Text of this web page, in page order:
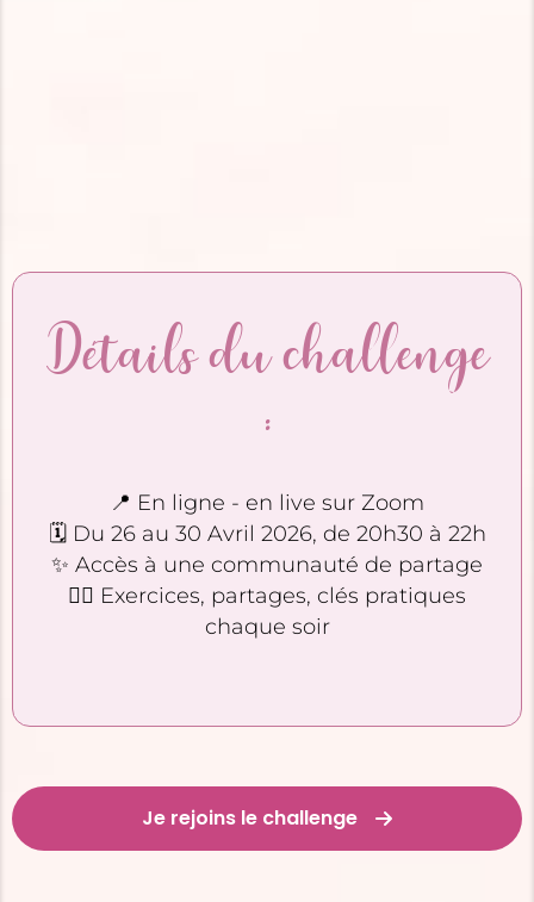
Détails du challenge
:
📍 En ligne - en live sur Zoom
🗓 Du 26 au 30 Avril 2026, de 20h30 à 22h
✨ Accès à une communauté de partage
🧘‍♀️ Exercices, partages, clés pratiques
chaque soir
Je rejoins le challenge